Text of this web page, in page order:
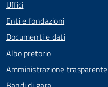
Uffici
Enti e fondazioni
Documenti e dati
Albo pretorio
Amministrazione trasparente